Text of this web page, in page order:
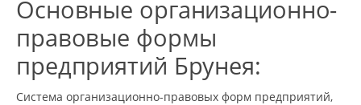
Основные организационно-
правовые формы
предприятий Брунея:
Система организационно-правовых форм предприятий,